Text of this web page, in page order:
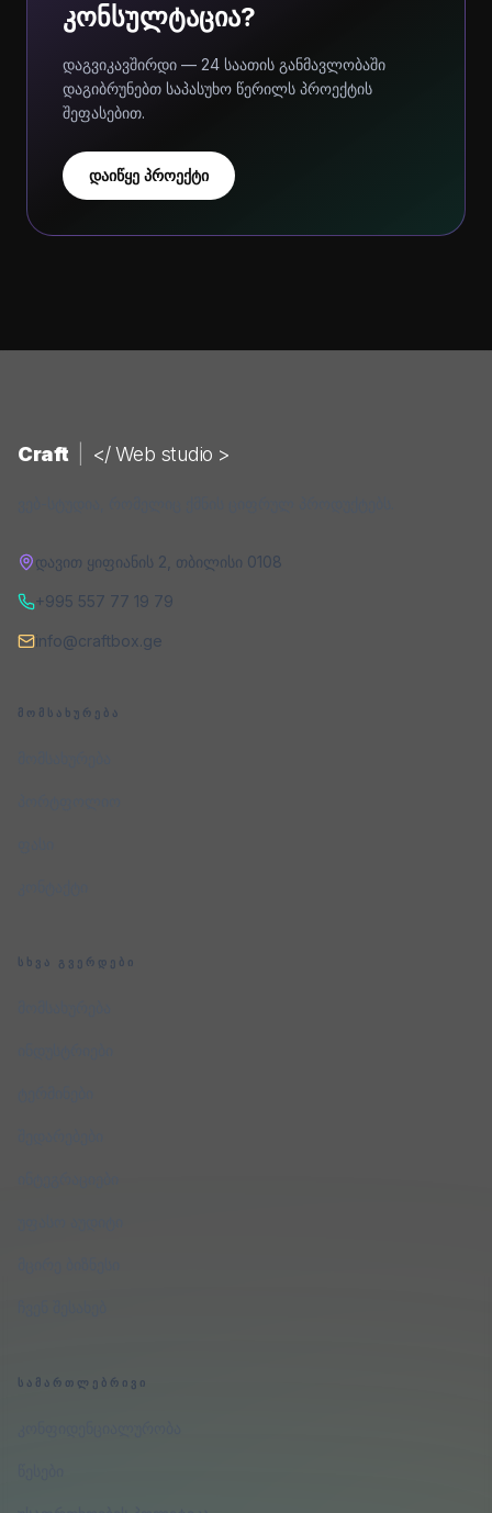
კონსულტაცია?
დაგვიკავშირდი — 24 საათის განმავლობაში
დაგიბრუნებთ საპასუხო წერილს პროექტის
შეფასებით.
დაიწყე პროექტი
Craft </ Web studio >
დავით ყიფიანის 2 თბილისი 0108
+995 557 77 19 79
info@craftbox.ge
ᲛᲝᲛᲡᲐᲮᲣᲠᲔᲑᲐ
ᲡᲮᲕᲐ ᲒᲕᲔᲠᲓᲔᲑᲘ
ᲡᲐᲛᲐᲠᲗᲚᲔᲑᲠᲘᲕᲘ